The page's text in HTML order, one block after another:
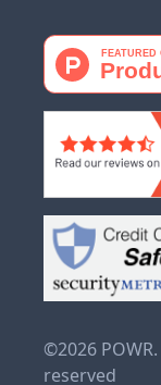
©2026
reserved